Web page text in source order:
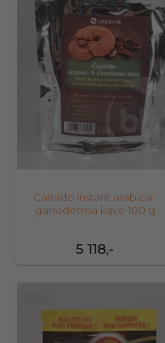
5 118,-
Caleido instant arabica-
ganoderma kávé 100 g